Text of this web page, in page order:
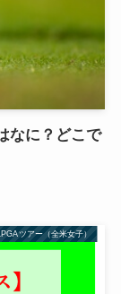
なに？どこで
ツアー（全米女子）